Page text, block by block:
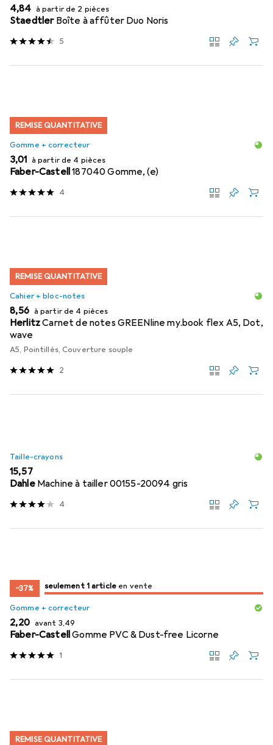
EUR
4,84 à partir de 2 pièces
Staedtler Boîte à affûter Duo Noris
5
REMISE QUANTITATIVE
Gomme + correcteur
EUR
3,01 à partir de 4 pièces
Faber-Castell187040 Gomme, (e)
4
REMISE QUANTITATIVE
Cahier + bloc-notes
EUR
8,56 à partir de 4 pièces
HerlitzCarnet de notes GREENline my.book flex A5, Dot,
wave
A5, Pointillés, Couverture souple
2
Taille-crayons
EUR
15,57
Dahle Machine à tailler 00155-20094 gris
4
−37% juste 1 pièceen vente
seulement 1 article en vente
Gomme + correcteur
EUR
2,20 avant EUR
3,49
Faber-CastellGomme PVC & Dust-free Licorne
1
REMISE QUANTITATIVE